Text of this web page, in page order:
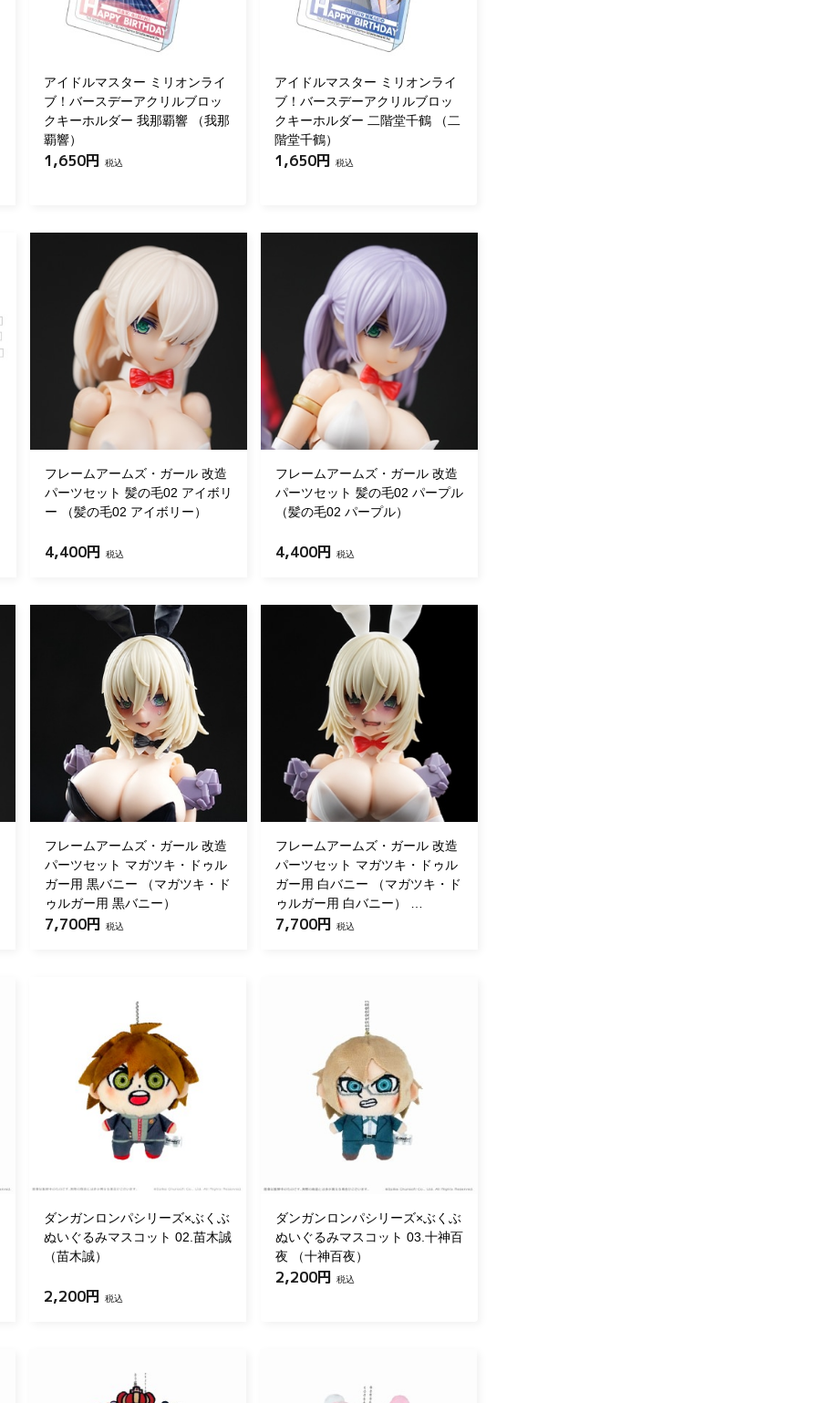
アイドルマスター ミリオンライ
ブ！バースデーアクリルブロッ
クキーホルダー 我那覇響 （我那
覇響）
1,650円 税込
アイドルマスター ミリオンライ
ブ！バースデーアクリルブロッ
クキーホルダー 二階堂千鶴 （二
階堂千鶴）
1,650円 税込
フレームアームズ・ガール 改造
パーツセット 髪の毛02 アイボリ
ー （髪の毛02 アイボリー）
4,400円 税込
フレームアームズ・ガール 改造
パーツセット 髪の毛02 パープル
（髪の毛02 パープル）
4,400円 税込
フレームアームズ・ガール 改造
パーツセット マガツキ・ドゥル
ガー用 黒バニー （マガツキ・ド
ゥルガー用 黒バニー）
7,700円 税込
フレームアームズ・ガール 改造
パーツセット マガツキ・ドゥル
ガー用 白バニー （マガツキ・ド
ゥルガー用 白バニー） …
7,700円 税込
ダンガンロンパシリーズ×ぶくぶ
ぬいぐるみマスコット 02.苗木誠
（苗木誠）
2,200円 税込
ダンガンロンパシリーズ×ぶくぶ
ぬいぐるみマスコット 03.十神百
夜 （十神百夜）
2,200円 税込